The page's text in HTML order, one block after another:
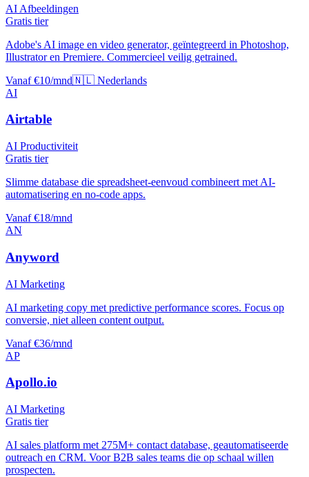
AI Afbeeldingen
Gratis tier
Adobe's AI image en video generator, geïntegreerd in Photoshop,
Illustrator en Premiere. Commercieel veilig getrained.
Vanaf €10/mnd🇳🇱 Nederlands
AI
Airtable
AI Productiviteit
Gratis tier
Slimme database die spreadsheet-eenvoud combineert met AI-
automatisering en no-code apps.
Vanaf €18/mnd
AN
Anyword
AI Marketing
AI marketing copy met predictive performance scores. Focus op
conversie, niet alleen content output.
Vanaf €36/mnd
AP
Apollo.io
AI Marketing
Gratis tier
AI sales platform met 275M+ contact database, geautomatiseerde
outreach en CRM. Voor B2B sales teams die op schaal willen
prospecten.